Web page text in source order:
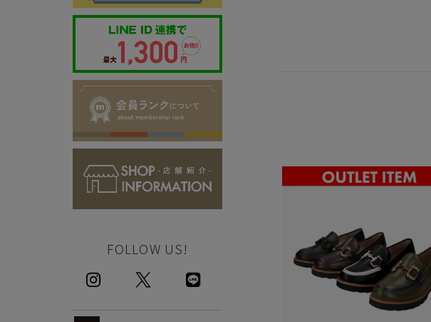
FOLLOW US!
・セール/アウトレット商品の交換・返品は原則としてご遠慮願います。
・掲載されております商品の色はPCモニターにより色目に相違が生じる場合があり
・掲載されております画像を許可無くご使用にならないで下さい。お使いになりた
・仕様および外観・価格は予告なく変更されることがあります。予めご了承下さい。
・当オンラインストアと実店舗では、一部商品にて割引率が異なります
・ご試着につきましては必ず屋内でお願いします。